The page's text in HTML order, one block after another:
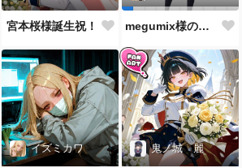
宮本桜様誕生祝！ megumix様の英国風制服をお借りしてきた
イズミカワ 鬼ノ城 麗